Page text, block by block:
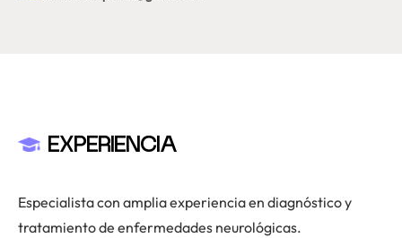
EXPERIENCIA
Especialista con amplia experiencia en diagnóstico y
tratamiento de enfermedades neurológicas.